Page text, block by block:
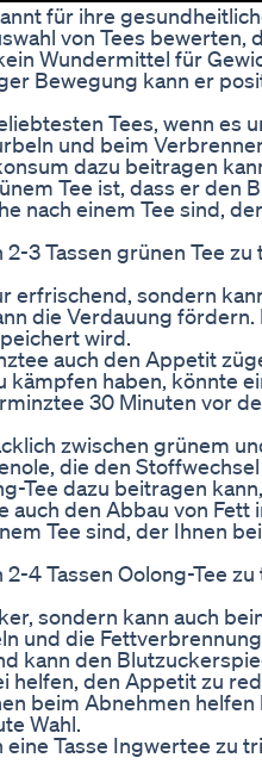
für ihre
von Tees
Wundermittel für
Bewegung kann er
Tees, wenn es
und beim
dazu beitragen
Tee ist, dass er
nach einem Tee sind,
3 Tassen grünen Tee
erfrischend, sondern
die Verdauung
wird.
auch den Appetit
kämpfen haben, könnte
30 Minuten vor
zwischen grünem
die den
Tee dazu beitragen
auch den Abbau von
Tee sind, der Ihnen
4 Tassen Oolong-Tee
sondern kann auch
und die
kann den
helfen, den Appetit zu
beim Abnehmen
Wahl.
Tasse Ingwertee zu